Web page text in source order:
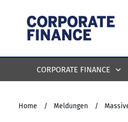
CORPORATE FINANCE
Home / Meldungen /